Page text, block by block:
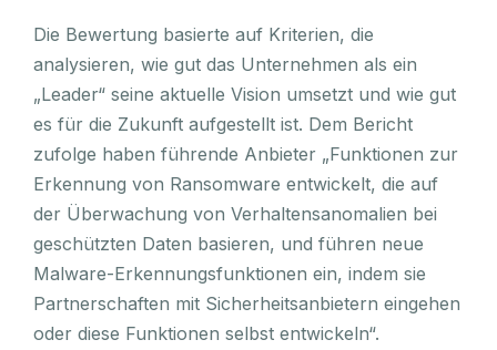
Die Bewertung basierte auf Kriterien, die
analysieren, wie gut das Unternehmen als ein
„Leader“ seine aktuelle Vision umsetzt und wie gut
es für die Zukunft aufgestellt ist. Dem Bericht
zufolge haben führende Anbieter „Funktionen zur
Erkennung von Ransomware entwickelt, die auf
der Überwachung von Verhaltensanomalien bei
geschützten Daten basieren, und führen neue
Malware-Erkennungsfunktionen ein, indem sie
Partnerschaften mit Sicherheitsanbietern eingehen
oder diese Funktionen selbst entwickeln“.